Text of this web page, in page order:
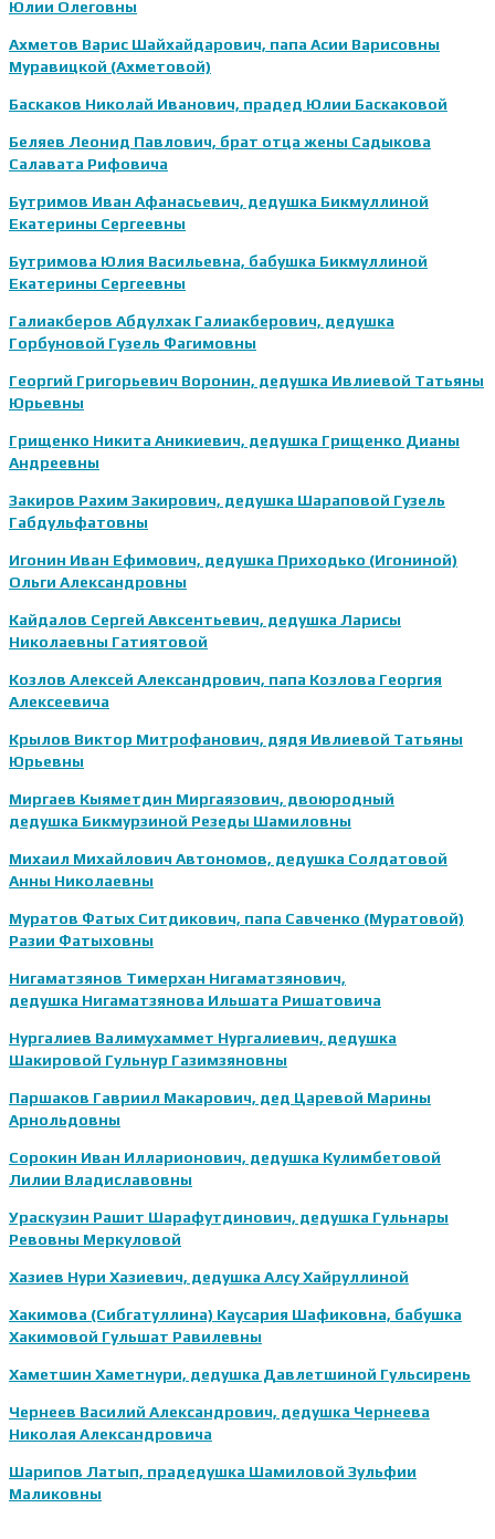
Юлии Олеговны
Ахметов Варис Шайхайдарович, папа Асии Варисовны
Муравицкой (Ахметовой)
Баскаков Николай Иванович, прадед Юлии Баскаковой
Беляев Леонид Павлович, брат отца жены Садыкова
Салавата Рифовича
Бутримов Иван Афанасьевич, дедушка Бикмуллиной
Екатерины Сергеевны
Бутримова Юлия Васильевна, бабушка Бикмуллиной
Екатерины Сергеевны
Галиакберов Абдулхак Галиакберович, дедушка
Горбуновой Гузель Фагимовны
Георгий Григорьевич Воронин, дедушка Ивлиевой Татьяны
Юрьевны
Грищенко Никита Аникиевич, дедушка Грищенко Дианы
Андреевны
Закиров Рахим Закирович, дедушка Шараповой Гузель
Габдульфатовны
Игонин Иван Ефимович, дедушка Приходько (Игониной)
Ольги Александровны
Кайдалов Сергей Авксентьевич, дедушка Ларисы
Николаевны Гатиятовой
Козлов Алексей Александрович, папа Козлова Георгия
Алексеевича
Крылов Виктор Митрофанович, дядя Ивлиевой Татьяны
Юрьевны
Миргаев Кыяметдин Миргаязович, двоюродный
дедушка Бикмурзиной Резеды Шамиловны
Михаил Михайлович Автономов, дедушка Солдатовой
Анны Николаевны
Муратов Фатых Ситдикович, папа Савченко (Муратовой)
Разии Фатыховны
Нигаматзянов Тимерхан Нигаматзянович,
дедушка Нигаматзянова Ильшата Ришатовича
Нургалиев Валимухаммет Нургалиевич, дедушка
Шакировой Гульнур Газимзяновны
Паршаков Гавриил Макарович, дед Царевой Марины
Арнольдовны
Сорокин Иван Илларионович, дедушка Кулимбетовой
Лилии Владиславовны
Ураскузин Рашит Шарафутдинович, дедушка Гульнары
Ревовны Меркуловой
Хазиев Нури Хазиевич, дедушка Алсу Хайруллиной
Хакимова (Сибгатуллина) Каусария Шафиковна, бабушка
Хакимовой Гульшат Равилевны
Хаметшин Хаметнури, дедушка Давлетшиной Гульсирень
Чернеев Василий Александрович, дедушка Чернеева
Николая Александровича
Шарипов Латып, прадедушка Шамиловой Зульфии
Маликовны